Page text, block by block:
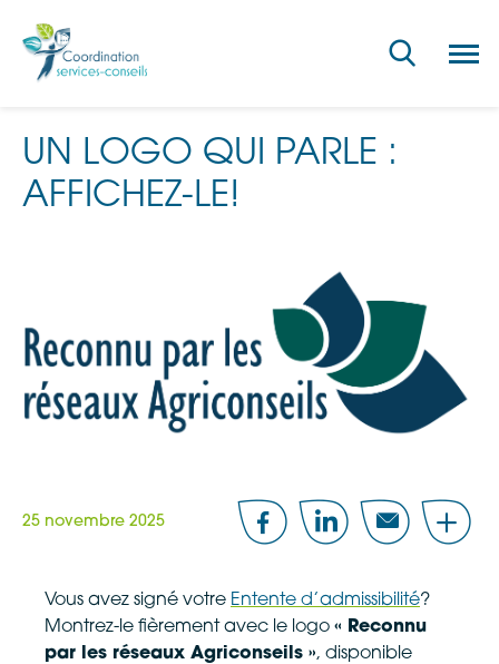
la
UN LOGO QUI PARLE :
AFFICHEZ-LE!
25 novembre 2025 FacebookLinkedInEmail Share
Vous avez signé votre Entente d’admissibilité?
Montrez-le fièrement avec le logo « Reconnu
par les réseaux Agriconseils », disponible